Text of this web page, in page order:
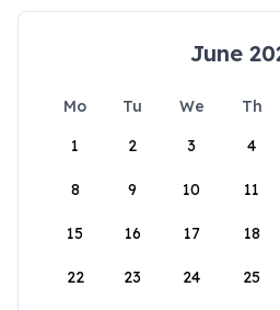
June
Mo Tu We Th
1
2 3 4
8 9 10 11
15 16 17 18
22 23 24 25